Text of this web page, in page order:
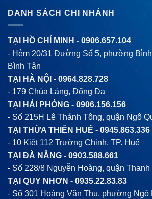
DANH SÁCH CHI NHÁNH
TẠI HỒ CHÍ MINH - 0906.657.104
- Hẻm 20/31 Đường Số 5, phường
Bình Tân
TẠI HÀ NỘI - 0964.828.728
- 179 Chùa Láng, Đống Đa
TẠI HẢI PHÒNG - 0906.156.156
- Số 215H Lê Thánh Tông, quận Ngô
TẠI THỪA THIÊN HUẾ - 0945.863.336
- 10 Kiệt 112 Trường Chinh, TP. Huế
TẠI ĐÀ NẴNG - 0903.588.661
- Số 228/8 Nguyễn Hoàng, quận Thanh
TẠI QUY NHƠN - 0935.22.83.83
- Số 301 Hoàng Văn Thụ, phường Ngô